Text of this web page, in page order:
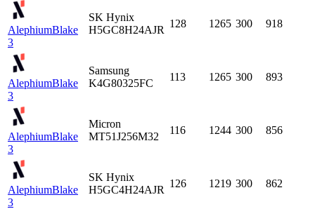
AlephiumBlake
3
SK Hynix
H5GC8H24AJR
128 1265 300 918
AlephiumBlake
3
Samsung
K4G80325FC
113 1265 300 893
AlephiumBlake
3
Micron
MT51J256M32
116 1244 300 856
AlephiumBlake
3
SK Hynix
H5GC4H24AJR
126 1219 300 862